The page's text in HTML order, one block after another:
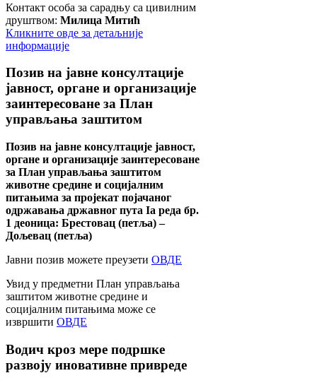
Контакт особа за сарадњу са цивилним
друштвом: Милица Митић
Кликните овде за детаљније
информације
Позив на јавне консултације
јавност, органе и организације
заинтересоване за План
управљања заштитом
Позив на јавне консултације јавност,
органе и организације заинтересоване
за План управљања заштитом
животне средине и социјалним
питањима за пројекат појачаног
одржавања државног пута Ia реда бр.
1 деоница: Брестовац (петља) –
Дољевац (петља)
Јавни позив можете преузети ОВДЕ
Увид у предметни План управљања
заштитом животне средине и
социјалним питањима може се
извршити ОВДЕ
Водич кроз мере подршке
развоју иновативне привреде